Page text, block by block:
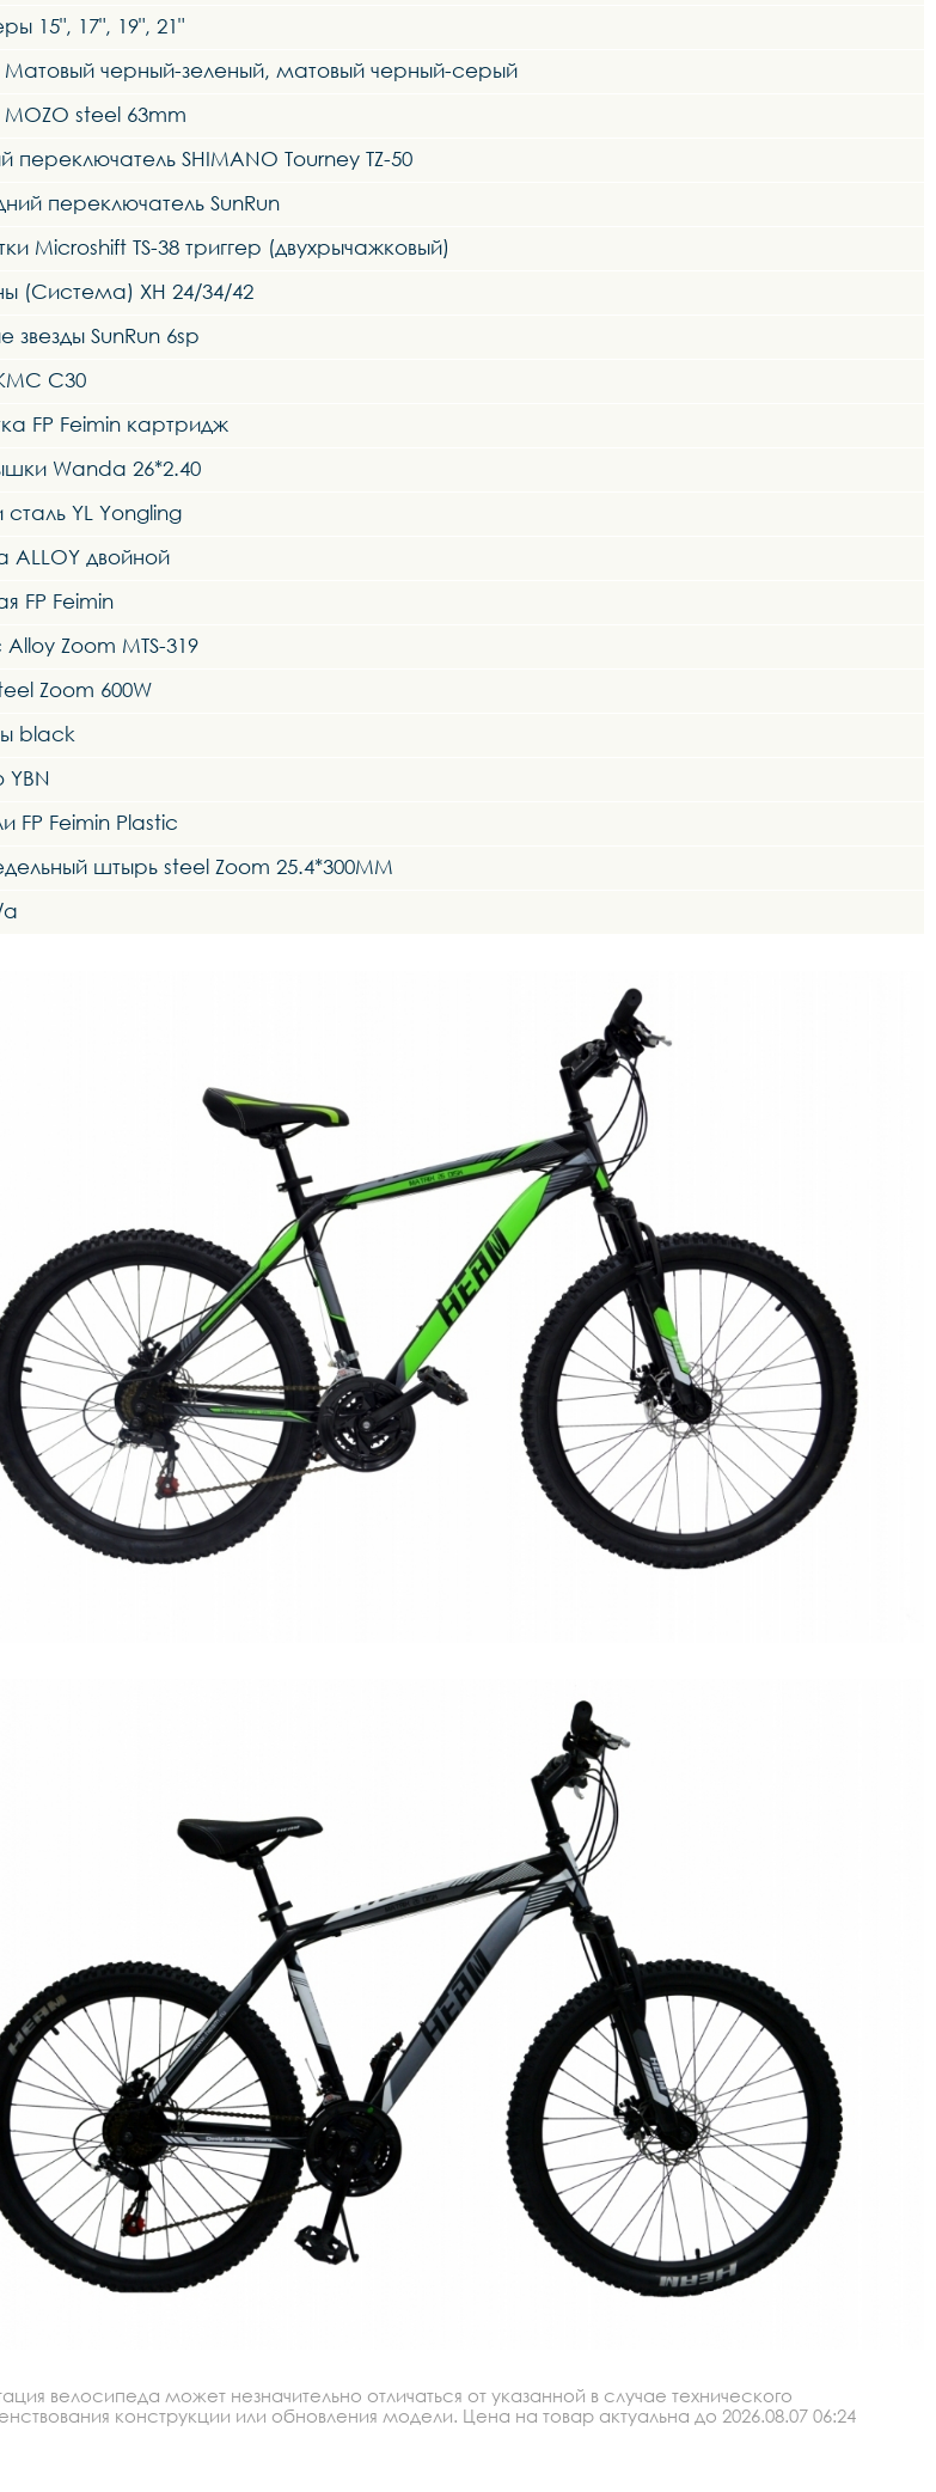
15", 17", 19", 21"
Матовый черный-зеленый, матовый черный-серый
steel 63mm
переключатель SHIMANO Tourney TZ-50
переключатель SunRun
Microshift TS-38 триггер (двухрычажковый)
(Система) XH 24/34/42
звезды SunRun 6sp
C30
FP Feimin картридж
Wanda 26*2.40
сталь YL Yongling
ALLOY двойной
FP Feimin
Zoom MTS-319
Zoom 600W
black
FP Feimin Plastic
штырь steel Zoom 25.4*300MM
велосипеда может незначительно отличаться от указанной в случае технического
конструкции или обновления модели. Цена на товар актуальна до 2026.08.07 06:24